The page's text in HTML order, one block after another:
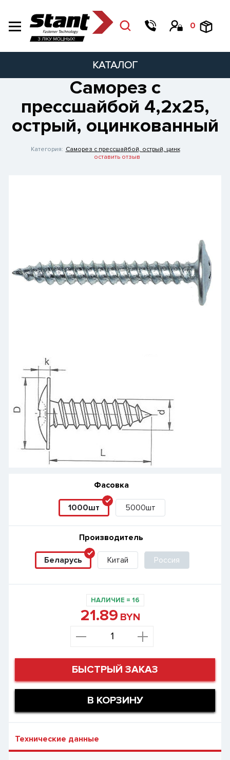
0
КАТАЛОГ
Саморез с
прессшайбой 4,2х25,
острый, оцинкованный
Категория: Саморез с прессшайбой, острый, цинк
оставить отзыв
НАЛИЧИЕ = 16
21.89 BYN
БЫСТРЫЙ ЗАКАЗ
В КОРЗИНУ
Фасовка
1000шт 5000шт
Производитель
Беларусь Китай Россия
Технические данные